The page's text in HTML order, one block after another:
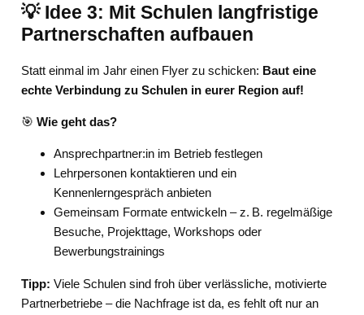
💡 Idee 3: Mit Schulen langfristige
Partnerschaften aufbauen
Statt einmal im Jahr einen Flyer zu schicken: Baut eine
echte Verbindung zu Schulen in eurer Region auf!
🎯 Wie geht das?
Ansprechpartner:in im Betrieb festlegen
Lehrpersonen kontaktieren und ein
Kennenlerngespräch anbieten
Gemeinsam Formate entwickeln – z. B. regelmäßige
Besuche, Projekttage, Workshops oder
Bewerbungstrainings
Tipp: Viele Schulen sind froh über verlässliche, motivierte
Partnerbetriebe – die Nachfrage ist da, es fehlt oft nur an